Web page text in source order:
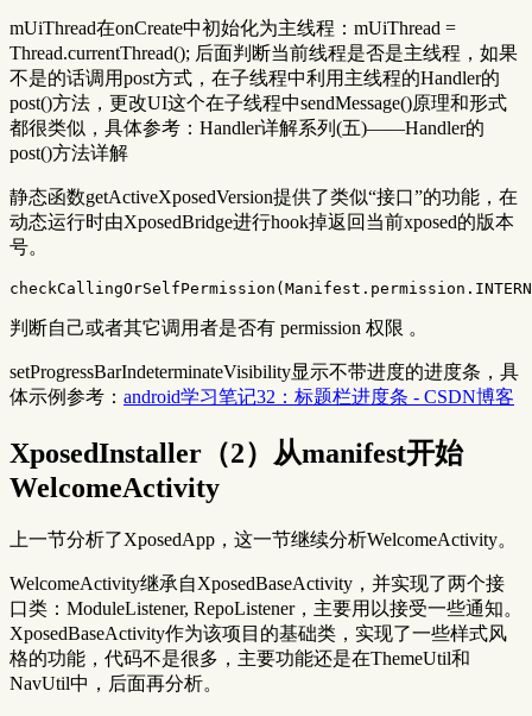
mUiThread在onCreate中初始化为主线程：mUiThread =
Thread.currentThread(); 后面判断当前线程是否是主线程，如果
不是的话调用post方式，在子线程中利用主线程的Handler的
post()方法，更改UI这个在子线程中sendMessage()原理和形式
都很类似，具体参考：Handler详解系列(五)——Handler的
post()方法详解
静态函数getActiveXposedVersion提供了类似“接口”的功能，在
动态运行时由XposedBridge进行hook掉返回当前xposed的版本
号。
checkCallingOrSelfPermission ( Manifest . permission .
判断自己或者其它调用者是否有 permission 权限 。
setProgressBarIndeterminateVisibility显示不带进度的进度条，具
体示例参考： android学习笔记32：标题栏进度条 - CSDN博客
XposedInstaller（2）从manifest开始
WelcomeActivity
上一节分析了XposedApp，这一节继续分析WelcomeActivity。
WelcomeActivity继承自XposedBaseActivity，并实现了两个接
口类：ModuleListener, RepoListener，主要用以接受一些通知。
XposedBaseActivity作为该项目的基础类，实现了一些样式风
格的功能，代码不是很多，主要功能还是在ThemeUtil和
NavUtil中，后面再分析。